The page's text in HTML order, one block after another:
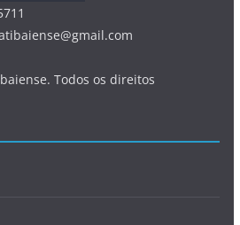
Todos os direitos